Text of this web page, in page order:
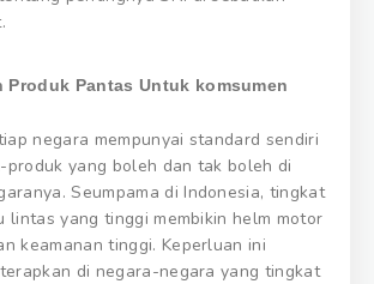
Produk Pantas Untuk komsumen
negara mempunyai standard sendiri
yang boleh dan tak boleh di
Seumpama di Indonesia, tingkat
lintas yang tinggi membikin helm motor
keamanan tinggi. Keperluan ini
di negara-negara yang tingkat